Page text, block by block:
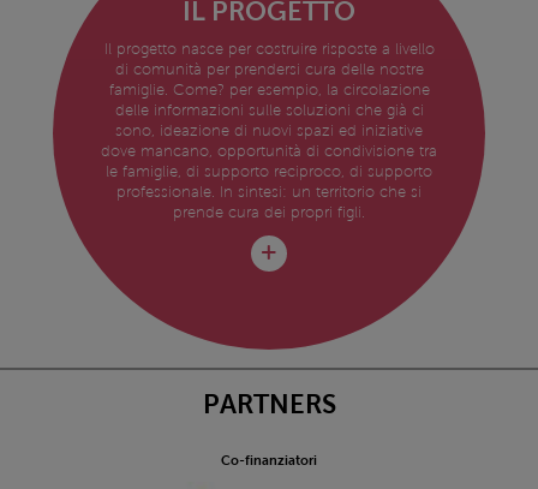
IL PROGETTO
Il progetto nasce per costruire risposte a livello
di comunità per prendersi cura delle nostre
famiglie. Come? per esempio, la circolazione
delle informazioni sulle soluzioni che già ci
sono, ideazione di nuovi spazi ed iniziative
dove mancano, opportunità di condivisione tra
le famiglie, di supporto reciproco, di supporto
professionale. In sintesi: un territorio che si
prende cura dei propri figli.
PARTNERS
Co-finanziatori